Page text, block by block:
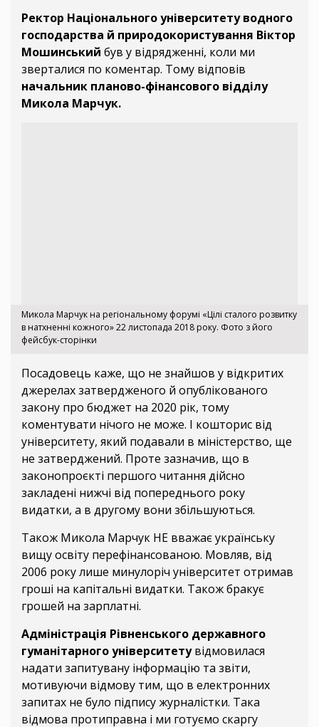
Ректор Національного університету водного
господарства й природокористування Віктор
Мошинський був у відрядженні, коли ми
зверталися по коментар. Тому відповів
начальник планово-фінансового відділу
Микола Марчук.
Микола Марчук на регіональному форумі «Цілі сталого розвитку
в натхненні кожного» 22 листопада 2018 року. Фото з його
фейсбук-сторінки
Посадовець каже, що не знайшов у відкритих
джерелах затвердженого й опублікованого
закону про бюджет на 2020 рік, тому
коментувати нічого не може. І кошторис від
університету, який подавали в міністерство, ще
не затверджений. Проте зазначив, що в
законопроєкті першого читання дійсно
закладені нижчі від попереднього року
видатки, а в другому вони збільшуються.
Також Микола Марчук НЕ вважає українську
вищу освіту перефінансованою. Мовляв, від
2006 року лише минулоріч університет отримав
гроші на капітальні видатки. Також бракує
грошей на зарплатні.
Адміністрація Рівненського державного
гуманітарного університетувідмовилася
надати запитувану інформацію та звіти,
мотивуючи відмову тим, що в електронних
запитах не було підпису журналістки. Така
відмова протиправна і ми готуємо скаргу